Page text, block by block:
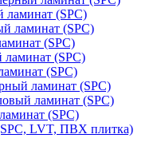
ламинат (SPC)
ламинат (SPC)
(SPC)
(SPC)
(SPC)
ламинат (SPC)
ламинат (SPC)
(SPC)